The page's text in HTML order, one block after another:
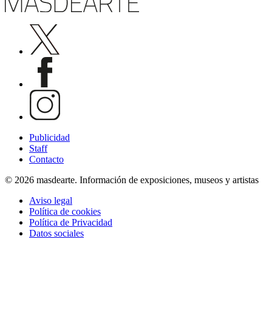
Publicidad
Staff
Contacto
© 2026 masdearte. Información de exposiciones, museos y artistas
Aviso legal
Política de cookies
Política de Privacidad
Datos sociales